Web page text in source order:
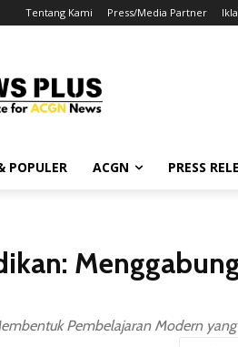
Tentang Kami Press/Media Partner
POPULER ACGN PRESS
Pembelajaran Modern